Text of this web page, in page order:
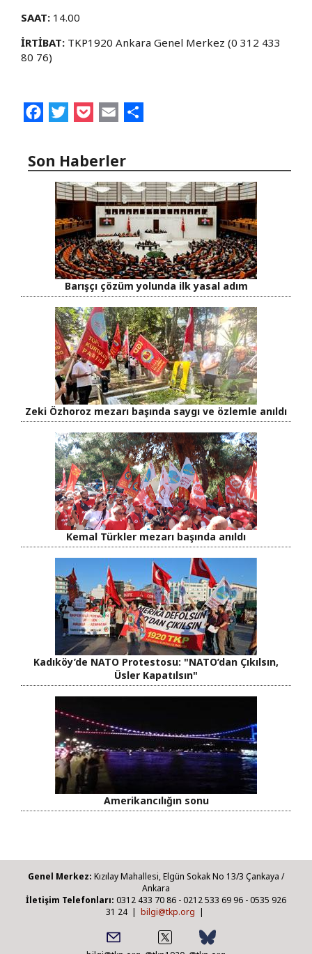
SAAT: 14.00
İRTİBAT: TKP1920 Ankara Genel Merkez (0 312 433
80 76)
FacebookTwitterPocketEmail
Son Haberler
Barışçı çözüm yolunda ilk yasal adım
Zeki Özhoroz mezarı başında saygı ve özlemle anıldı
Kemal Türkler mezarı başında anıldı
Kadıköy’de NATO Protestosu: "NATO’dan Çıkılsın,
Üsler Kapatılsın"
Amerikancılığın sonu
Genel Merkez: Kızılay Mahallesi, Elgün Sokak No 13/3 Çankaya /
Ankara
İletişim Telefonları: 0312 433 70 86 - 0212 533 69 96 - 0535 926
31 24 | bilgi@tkp.org |